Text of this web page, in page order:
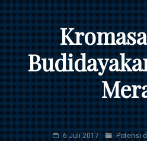
6 Juli 2017 Potensi